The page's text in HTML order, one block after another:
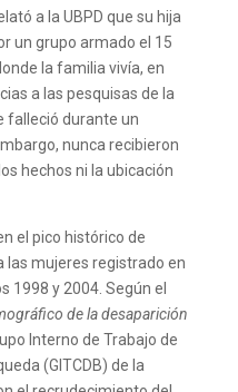
a la UBPD que su hija
un grupo armado el 15
la familia vivía, en
a las pesquisas de la
falleció durante un
nunca recibieron
hechos ni la ubicación
el pico histórico de
las mujeres registrado en
1998 y 2004. Según el
de la desaparición
Interno de Trabajo de
(GITCDB) de la